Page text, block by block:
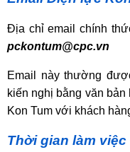
Địa chỉ email chính
pckontum@cpc.vn
Email này thường
kiến nghị bằng văn
Kon Tum với khách
Thời gian làm